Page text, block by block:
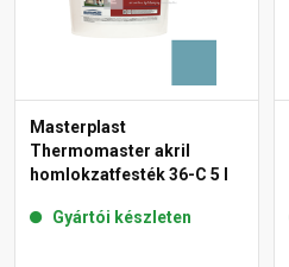
Masterplast
Thermomaster akril
homlokzatfesték 36-C 5 l
Gyártói készleten